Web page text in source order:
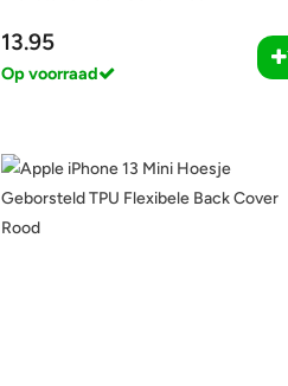
13.95
Op voorraad